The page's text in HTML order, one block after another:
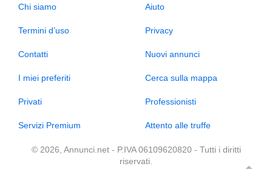
Chi siamo Aiuto
Termini d’uso Privacy
Contatti Nuovi annunci
I miei preferiti Cerca sulla mappa
Privati Professionisti
Servizi Premium Attento alle truffe
© 2026, Annunci.net - P.IVA 06109620820 - Tutti i diritti
riservati.